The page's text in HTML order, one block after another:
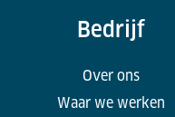
Bedrijf
Over ons
Waar we werken